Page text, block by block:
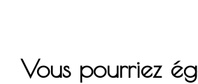
Vous pourriez